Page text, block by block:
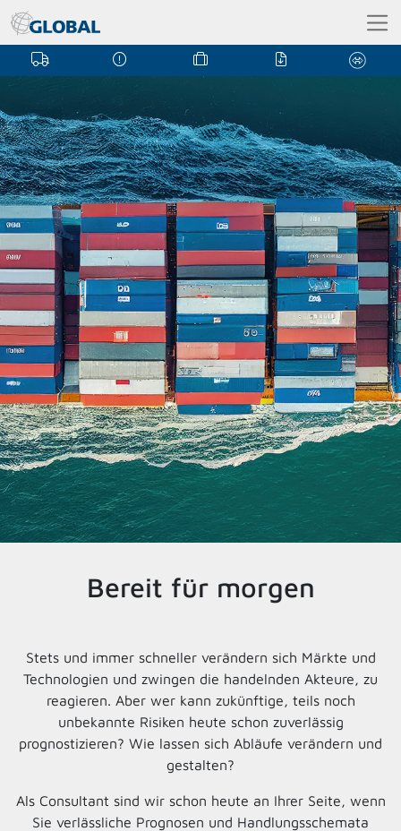
Bereit für morgen
Stets und immer schneller verändern sich Märkte und
Technologien und zwingen die handelnden Akteure, zu
reagieren. Aber wer kann zukünftige, teils noch
unbekannte Risiken heute schon zuverlässig
prognostizieren? Wie lassen sich Abläufe verändern und
gestalten?
Als Consultant sind wir schon heute an Ihrer Seite, wenn
Sie verlässliche Prognosen und Handlungsschemata